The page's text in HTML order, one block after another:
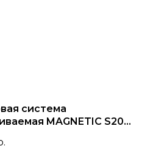
система
MAGNETIC S20